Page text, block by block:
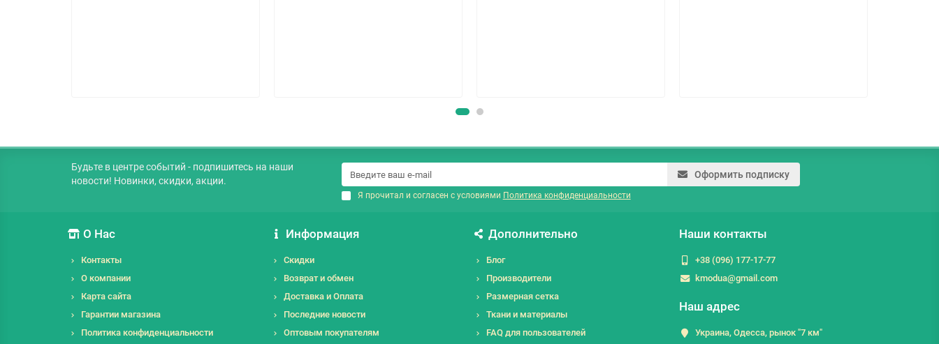
Будьте в центре событий - подпишитесь на наши
новости! Новинки, скидки, акции.
Оформить подписку
Я прочитал и согласен с условиями Политика конфиденциальности
О Нас
Контакты
О компании
Карта сайта
Гарантии магазина
Политика конфиденциальности
Информация
Скидки
Возврат и обмен
Доставка и Оплата
Последние новости
Оптовым покупателям
Дополнительно
Блог
Производители
Размерная сетка
Ткани и материалы
FAQ для пользователей
Наши контакты
+38 (096) 177-17-77
kmodua@gmail.com
Наш адрес
Украина, Одесса, рынок "7 км"